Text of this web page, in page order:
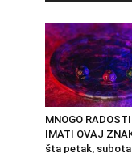
MNOGO
IMATI OVAJ
šta petak,